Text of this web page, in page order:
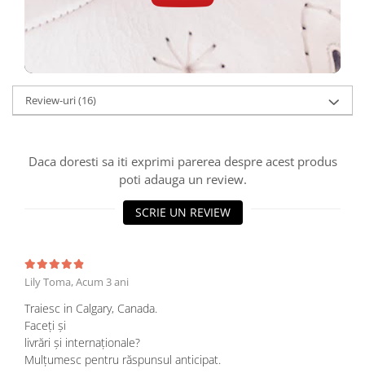
Review-uri(16)
Daca doresti sa iti exprimi parerea despre acest produs
poti adauga un review.
SCRIE UN REVIEW
Lily Toma,Acum 3 ani
Traiesc in Calgary, Canada.
Faceți și
livrări și internaționale?
Mulțumesc pentru răspunsul anticipat.